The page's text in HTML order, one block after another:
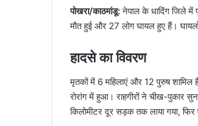
पोखरा/काठमांडू:नेपाल के धादिंग जिले में
मौत हुई और 27 लोग घायल हुए हैं।
हादसे का विवरण
मृतकों में 6 महिलाएं और 12 पुरुष शामिल
रोरांग में हुआ। राहगीरों ने चीख-पुकार
किलोमीटर दूर सड़क तक लाया गया,